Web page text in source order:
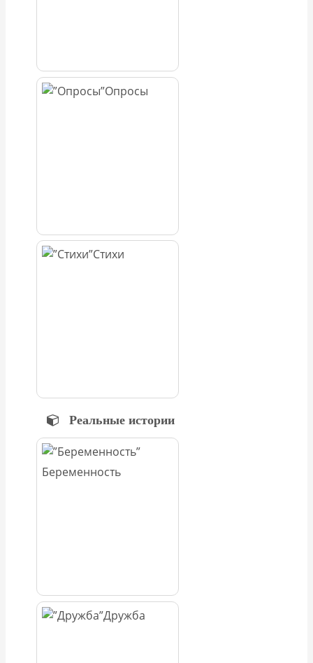
Опросы
Стихи
Реальные истории
Беременность
Дружба